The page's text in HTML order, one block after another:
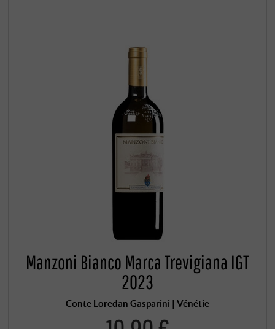
Manzoni Bianco Marca Trevigiana IGT
2023
Conte Loredan Gasparini | Vénétie